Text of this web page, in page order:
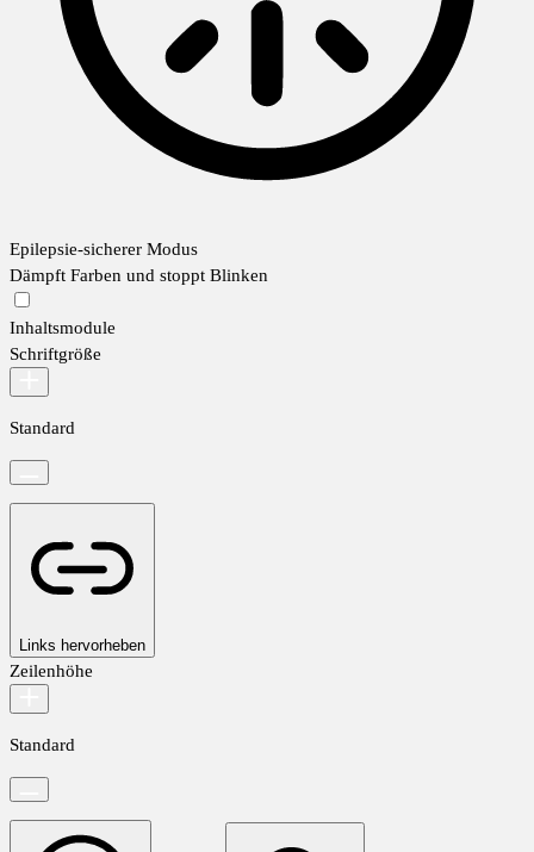
Epilepsie-sicherer Modus
Dämpft Farben und stoppt Blinken
Inhaltsmodule
Schriftgröße
Standard
Links hervorheben
Zeilenhöhe
Standard